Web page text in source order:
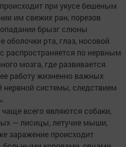
при укусе бешеным
им свежих ран, порезов
брызг слюны
оболочки рта, глаз, носовой
распространяется по нервным
мозга, где развивается
работу жизненно важных
нервной системы, следствием
всего являются собаки,
— лисицы, летучие мыши,
заражение происходит